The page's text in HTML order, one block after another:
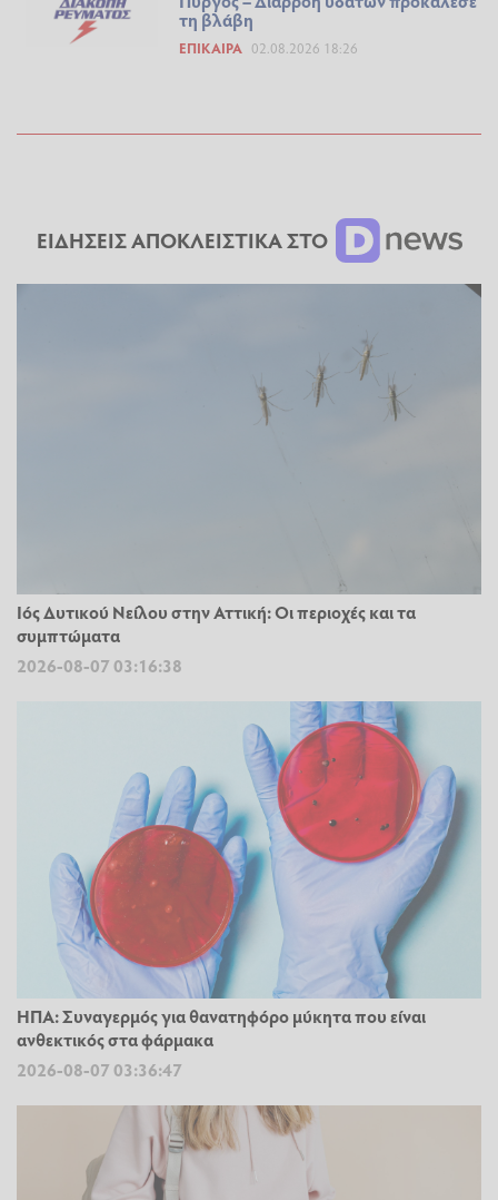
τη βλάβη
ΕΠΊΚΑΙΡΑ 02.08.2026 18:26
ΕΙΔΗΣΕΙΣ ΑΠΟΚΛΕΙΣΤΙΚΑ ΣΤΟ
Ιός Δυτικού Νείλου στην Αττική: Οι περιοχές και τα
συμπτώματα
2026-08-07 03:16:38
ΗΠΑ: Συναγερμός για θανατηφόρο μύκητα που είναι
ανθεκτικός στα φάρμακα
2026-08-07 03:36:47